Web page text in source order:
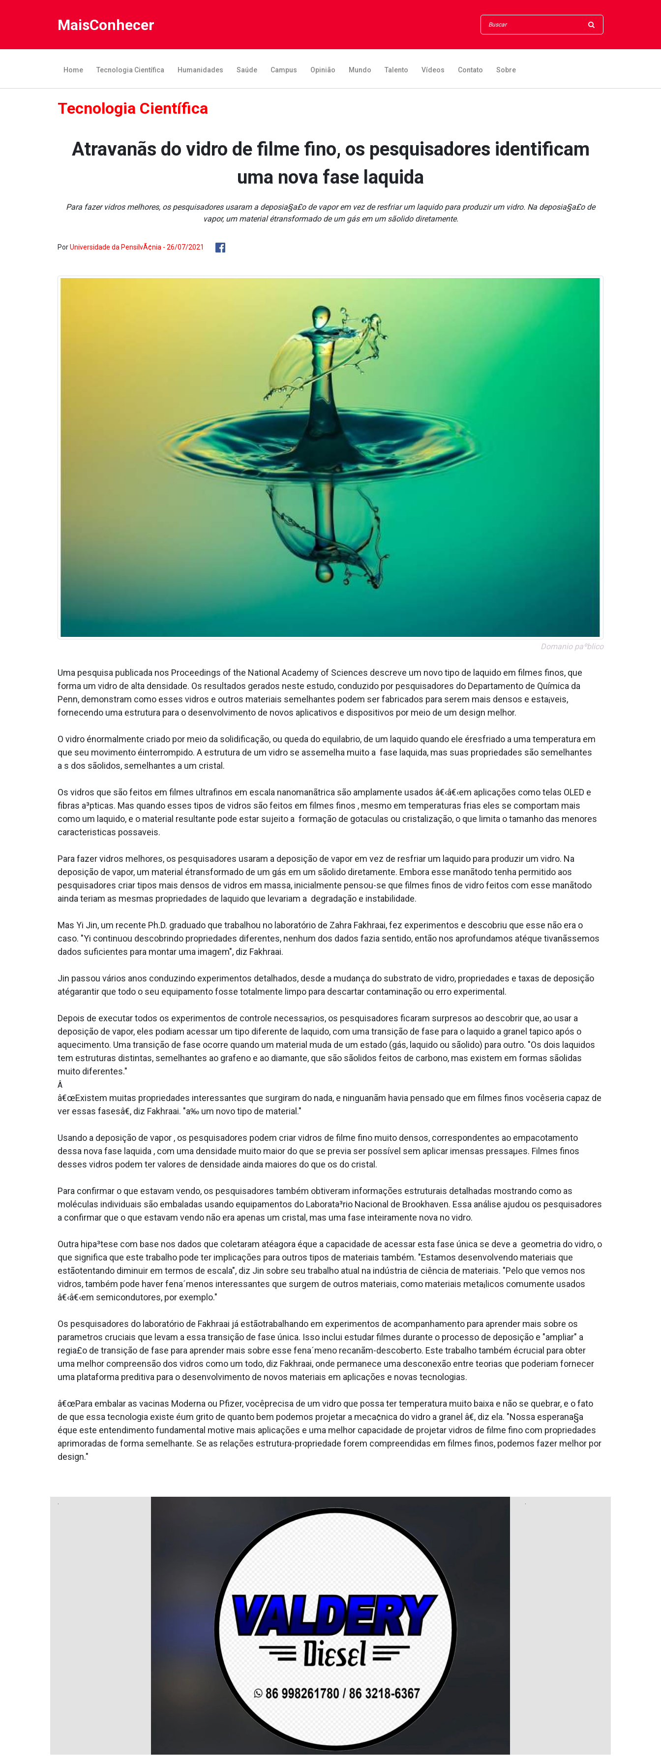
MaisConhecer
Home Tecnologia Científica Humanidades Saúde Campus Opinião Mundo Talento Vídeos Contato Sobre
Tecnologia Científica
Atravanãs do vidro de filme fino, os pesquisadores identificam
uma nova fase la­quida
Para fazer vidros melhores, os pesquisadores usaram a deposia§a£o de vapor em vez de resfriar um la­quido para produzir um vidro. Na deposia§a£o de
vapor, um material étransformado de um gás em um sãolido diretamente.
PorUniversidade da PensilvÃ¢nia - 26/07/2021
Doma­nio paºblico
Uma pesquisa publicada nos Proceedings of the National Academy of Sciences descreve um novo tipo de la­quido em filmes finos, que
forma um vidro de alta densidade. Os resultados gerados neste estudo, conduzido por pesquisadores do Departamento de Quí­mica da
Penn, demonstram como esses vidros e outros materiais semelhantes podem ser fabricados para serem mais densos e esta¡veis,
fornecendo uma estrutura para o desenvolvimento de novos aplicativos e dispositivos por meio de um design melhor.
O vidro énormalmente criado por meio da solidificação, ou queda do equila­brio, de um la­quido quando ele éresfriado a uma temperatura em
que seu movimento éinterrompido. A estrutura de um vidro se assemelha muito a fase la­quida, mas suas propriedades são semelhantes
a s dos sãolidos, semelhantes a um cristal.
Os vidros que são feitos em filmes ultrafinos em escala nanomanãtrica são amplamente usados â€‹â€‹em aplicações como telas OLED e
fibras a³pticas. Mas quando esses tipos de vidros são feitos em filmes finos , mesmo em temperaturas frias eles se comportam mais
como um la­quido, e o material resultante pode estar sujeito a formação de gota­culas ou cristalização, o que limita o tamanho das menores
caracteri­sticas possa­veis.
Para fazer vidros melhores, os pesquisadores usaram a deposição de vapor em vez de resfriar um la­quido para produzir um vidro. Na
deposição de vapor, um material étransformado de um gás em um sãolido diretamente. Embora esse manãtodo tenha permitido aos
pesquisadores criar tipos mais densos de vidros em massa, inicialmente pensou-se que filmes finos de vidro feitos com esse manãtodo
ainda teriam as mesmas propriedades de la­quido que levariam a degradação e instabilidade.
Mas Yi Jin, um recente Ph.D. graduado que trabalhou no laboratório de Zahra Fakhraai, fez experimentos e descobriu que esse não era o
caso. "Yi continuou descobrindo propriedades diferentes, nenhum dos dados fazia sentido, então nos aprofundamos atéque tivanãssemos
dados suficientes para montar uma imagem", diz Fakhraai.
Jin passou vários anos conduzindo experimentos detalhados, desde a mudança do substrato de vidro, propriedades e taxas de deposição
atégarantir que todo o seu equipamento fosse totalmente limpo para descartar contaminação ou erro experimental.
Depois de executar todos os experimentos de controle necessa¡rios, os pesquisadores ficaram surpresos ao descobrir que, ao usar a
deposição de vapor, eles podiam acessar um tipo diferente de la­quido, com uma transição de fase para o la­quido a granel ta­pico após o
aquecimento. Uma transição de fase ocorre quando um material muda de um estado (gás, la­quido ou sãolido) para outro. "Os dois la­quidos
tem estruturas distintas, semelhantes ao grafeno e ao diamante, que são sãolidos feitos de carbono, mas existem em formas sãolidas
muito diferentes."
Â
â€œExistem muitas propriedades interessantes que surgiram do nada, e ninguanãm havia pensado que em filmes finos vocêseria capaz de
ver essas fasesâ€, diz Fakhraai. "a‰ um novo tipo de material."
Usando a deposição de vapor , os pesquisadores podem criar vidros de filme fino muito densos, correspondentes ao empacotamento
dessa nova fase la­quida , com uma densidade muito maior do que se previa ser possí­vel sem aplicar imensas pressaµes. Filmes finos
desses vidros podem ter valores de densidade ainda maiores do que os do cristal.
Para confirmar o que estavam vendo, os pesquisadores também obtiveram informações estruturais detalhadas mostrando como as
moléculas individuais são embaladas usando equipamentos do Laborata³rio Nacional de Brookhaven. Essa análise ajudou os pesquisadores
a confirmar que o que estavam vendo não era apenas um cristal, mas uma fase inteiramente nova no vidro.
Outra hipa³tese com base nos dados que coletaram atéagora éque a capacidade de acessar esta fase única se deve a geometria do vidro, o
que significa que este trabalho pode ter implicações para outros tipos de materiais também. "Estamos desenvolvendo materiais que
estãotentando diminuir em termos de escala", diz Jin sobre seu trabalho atual na indústria de ciência de materiais. "Pelo que vemos nos
vidros, também pode haver fena´menos interessantes que surgem de outros materiais, como materiais meta¡licos comumente usados
â€‹â€‹em semicondutores, por exemplo."
Os pesquisadores do laboratório de Fakhraai já estãotrabalhando em experimentos de acompanhamento para aprender mais sobre os
parametros cruciais que levam a essa transição de fase única. Isso inclui estudar filmes durante o processo de deposição e "ampliar" a
regia£o de transição de fase para aprender mais sobre esse fena´meno recanãm-descoberto. Este trabalho também écrucial para obter
uma melhor compreensão dos vidros como um todo, diz Fakhraai, onde permanece uma desconexão entre teorias que poderiam fornecer
uma plataforma preditiva para o desenvolvimento de novos materiais em aplicações e novas tecnologias.
â€œPara embalar as vacinas Moderna ou Pfizer, vocêprecisa de um vidro que possa ter temperatura muito baixa e não se quebrar, e o fato
de que essa tecnologia existe éum grito de quanto bem podemos projetar a meca¢nica do vidro a granel â€, diz ela. "Nossa esperana§a
éque este entendimento fundamental motive mais aplicações e uma melhor capacidade de projetar vidros de filme fino com propriedades
aprimoradas de forma semelhante. Se as relações estrutura-propriedade forem compreendidas em filmes finos, podemos fazer melhor por
design."